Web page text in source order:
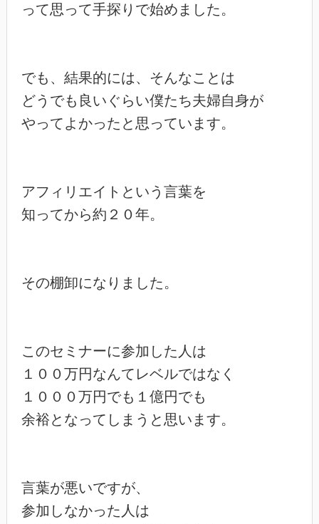
って思って手探りで始めました。
でも、結果的には、そんなことは
どうでも良いぐらい僕たち夫婦自身が
やってよかったと思っています。
アフィリエイトという言葉を
知ってから約２０年。
その棚卸になりました。
このセミナーに参加した人は
１００万円なんてレベルではなく
１０００万円でも１億円でも
余裕となってしまうと思います。
言葉が悪いですが、
参加しなかった人は